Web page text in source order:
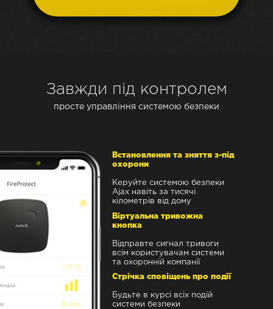
Завжди під контролем
просте управління системою безпеки
Встановлення та зняття з-під
охорони
Керуйте системою безпеки
Ajax навіть за тисячі
кілометрів від дому
Віртуальна тривожна
кнопка
Відправте сигнал тривоги
всім користувачам системи
та охоронній компанії
Стрічка сповіщень про події
Будьте в курсі всіх подій
системи безпеки